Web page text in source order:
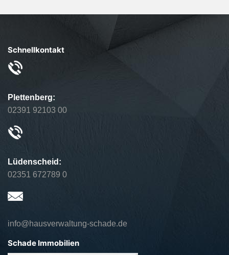
Schnellkontakt
Plettenberg:
02391 92103 00
Lüdenscheid:
02351 672789 0
info@hausverwaltung-schade.de
Schade Immobilien